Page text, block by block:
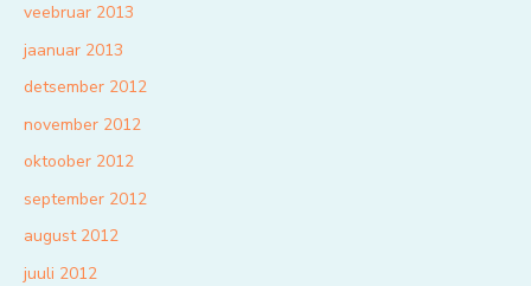
veebruar 2013
jaanuar 2013
detsember 2012
november 2012
oktoober 2012
september 2012
august 2012
juuli 2012